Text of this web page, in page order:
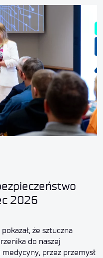
2026
że sztuczna
do naszej
przez przemysł